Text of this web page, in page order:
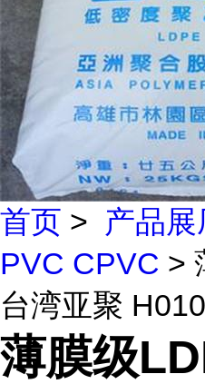
首页 > 产品展
PVC CPVC >
台湾亚聚
薄膜级